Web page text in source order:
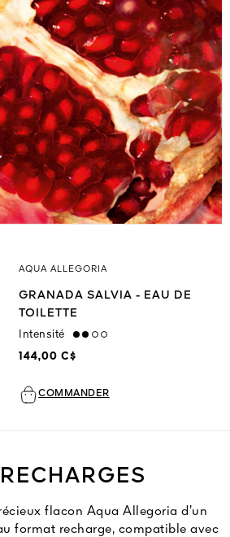
AQUA ALLEGORIA
GRANADA SALVIA - EAU DE
TOILETTE
Intensité medium
144,00 C$
COMMANDER
flacon Aqua Allegoria d’un
format recharge, compatible avec